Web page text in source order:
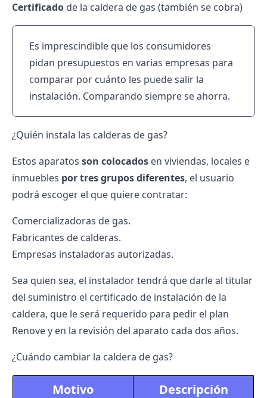
Certificado de la caldera de gas (también se cobra)
Es imprescindible que los consumidores
pidan presupuestos en varias empresas para
comparar por cuánto les puede salir la
instalación. Comparando siempre se ahorra.
¿Quién instala las calderas de gas?
Estos aparatos son colocados en viviendas, locales e
inmuebles por tres grupos diferentes, el usuario
podrá escoger el que quiere contratar:
Comercializadoras de gas.
Fabricantes de calderas.
Empresas instaladoras autorizadas.
Sea quien sea, el instalador tendrá que darle al titular
del suministro el certificado de instalación de la
caldera, que le será requerido para pedir el plan
Renove y en la revisión del aparato cada dos años.
¿Cuándo cambiar la caldera de gas?
Motivo Descripción